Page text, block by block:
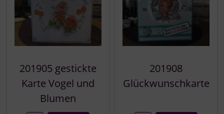
201905 gestickte
Karte Vogel und
Blumen
201908
Glückwunschkarte